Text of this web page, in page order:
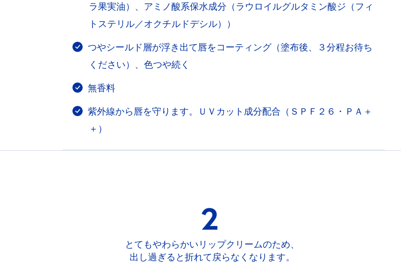
ラ果実油）、アミノ酸系保水成分（ラウロイルグルタミン酸ジ（フィ
トステリル／オクチルドデシル））
つやシールド層が浮き出て唇をコーティング（塗布後、３分程お待ち
ください）、色つや続く
無香料
紫外線から唇を守ります。ＵＶカット成分配合（ＳＰＦ２６・ＰＡ＋
＋）
2
とてもやわらかいリップクリームのため、
出し過ぎると折れて戻らなくなります。